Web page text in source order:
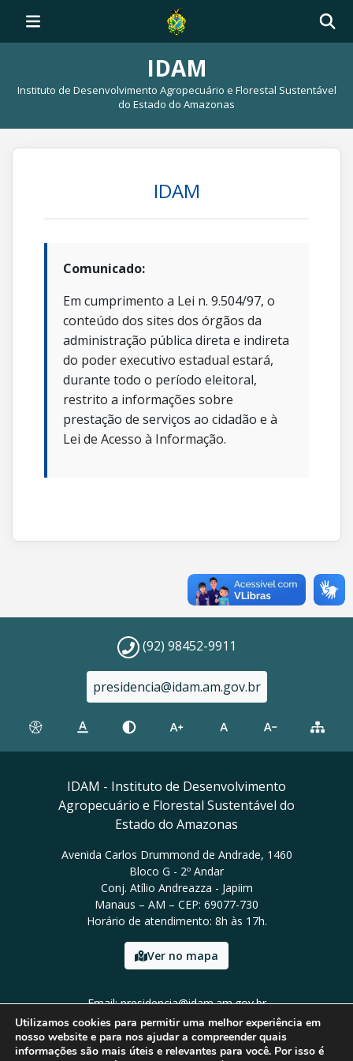
IDAM
Instituto de Desenvolvimento Agropecuário e Florestal Sustentável
do Estado do Amazonas
IDAM
Comunicado:
Em cumprimento a Lei n. 9.504/97, o
conteúdo dos sites dos órgãos da
administração pública direta e indireta
do poder executivo estadual estará,
durante todo o período eleitoral,
restrito a informações sobre
prestação de serviços ao cidadão e à
Lei de Acesso à Informação.
(92) 98452-9911
presidencia@idam.am.gov.br
IDAM - Instituto de Desenvolvimento
Agropecuário e Florestal Sustentável do
Estado do Amazonas
Avenida Carlos Drummond de Andrade, 1460
Bloco G - 2º Andar
Conj. Atílio Andreazza - Japiim
Manaus – AM – CEP: 69077-730
Horário de atendimento: 8h às 17h.
Ver no mapa
Email: presidencia@idam.am.gov.br
Tel: (92) 98452-9911
Utilizamos cookies para permitir uma melhor experiência em
nosso website e para nos ajudar a compreender quais
informações são mais úteis e relevantes para você. Por isso é